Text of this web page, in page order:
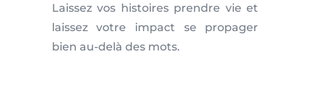
Laissez vos histoires prendre vie et
laissez votre impact se propager
bien au-delà des mots.